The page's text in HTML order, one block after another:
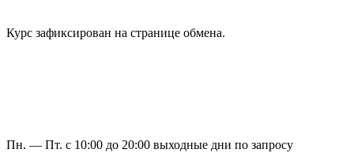
Курс зафиксирован на странице обмена.
Пн. — Пт. с 10:00 до 20:00 выходные дни по запросу